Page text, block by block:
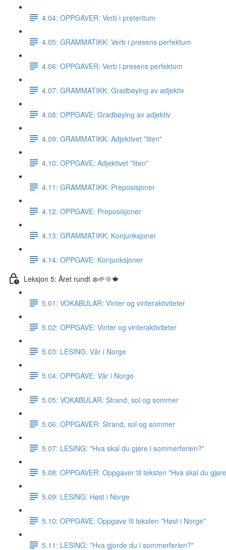
4.04: OPPGAVER: Verb i preteritum
4.05: GRAMMATIKK: Verb i presens perfektum
4.06: OPPGAVER: Verb i presens perfektum
4.07: GRAMMATIKK: Gradbøying av adjektiv
4.08: OPPGAVE: Gradbøying av adjektiv
4.09: GRAMMATIKK: Adjektivet "liten"
4.10: OPPGAVE: Adjektivet "liten"
4.11: GRAMMATIKK: Preposisjoner
4.12: OPPGAVE: Preposisjoner
4.13: GRAMMATIKK: Konjunksjoner
4.14: OPPGAVE: Konjunksjoner
Leksjon 5: Året rundt ❄️🌱🌞🍁
5.01: VOKABULAR: Vinter og vinteraktiviteter
5.02: OPPGAVE: Vinter og vinteraktiviteter
5.03: LESING: Vår i Norge
5.04: OPPGAVE: Vår i Norge
5.05: VOKABULAR: Strand, sol og sommer
5.06: OPPGAVER: Strand, sol og sommer
5.07: LESING: "Hva skal du gjøre i sommerferien?"
5.08: OPPGAVER: Oppgaver til teksten "Hva skal du
5.09: LESING: Høst i Norge
5.10: OPPGAVE: Oppgave til teksten "Høst i Norge"
5.11: LESING: "Hva gjorde du i sommerferien?"